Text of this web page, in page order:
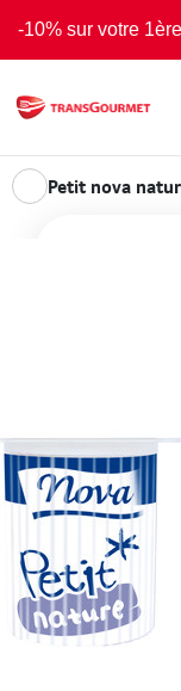
-10% sur votre
Petit nova